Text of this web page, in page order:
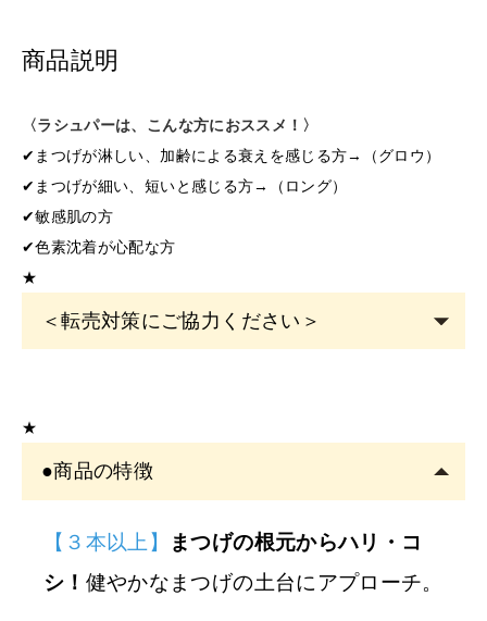
商品説明
〈ラシュパーは、こんな方におススメ！〉
✔まつげが淋しい、加齢による衰えを感じる方→（グロウ）
✔まつげが細い、短いと感じる方→（ロング）
✔敏感肌の方
✔色素沈着が心配な方
★
＜転売対策にご協力ください＞
クの運営者または従事者のみ購入可能です。
アカウント登録は
をご記入くださ
い。
「個人名」 でご登録の方は、
★
●商品の特徴
【３本以上】
まつげの根元からハリ・コ
シ！ 健やかなまつげの土台にアプローチ。